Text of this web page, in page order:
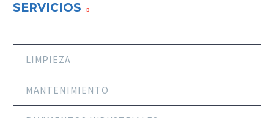
SERVICIOS
LIMPIEZA
MANTENIMIENTO